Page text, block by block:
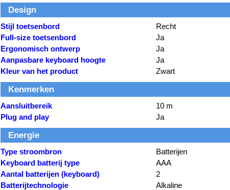
Design
Stijl toetsenbord
Recht
Full-size toetsenbord
Ja
Ergonomisch ontwerp
Ja
Aanpasbare keyboard hoogte
Ja
Kleur van het product
Zwart
Kenmerken
Aansluitbereik
10 m
Plug and play
Ja
Energie
Type stroombron
Batterijen
Keyboard batterij type
AAA
Aantal batterijen (keyboard)
2
Batterijtechnologie
Alkaline